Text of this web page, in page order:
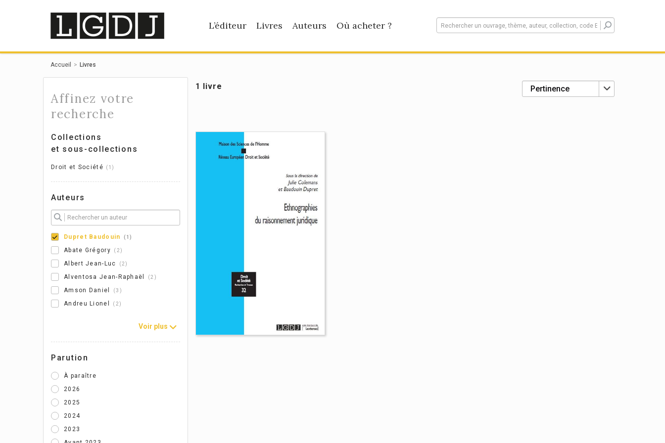
L’éditeur Livres Auteurs Où acheter ?
Accueil Livres
Affinez votre
recherche
Collections
et sous-collections
Droit et Société 1
Auteurs
Dupret Baudouin 1
Abate Grégory 2
Albert Jean-Luc 2
Alventosa Jean-Raphaël 2
Amson Daniel 3
Andreu Lionel 2
Voir plus
Parution
À paraître
2026
2025
2024
2023
1 livre